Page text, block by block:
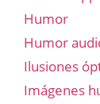
Humor
Humor
Ilusiones
Imágenes